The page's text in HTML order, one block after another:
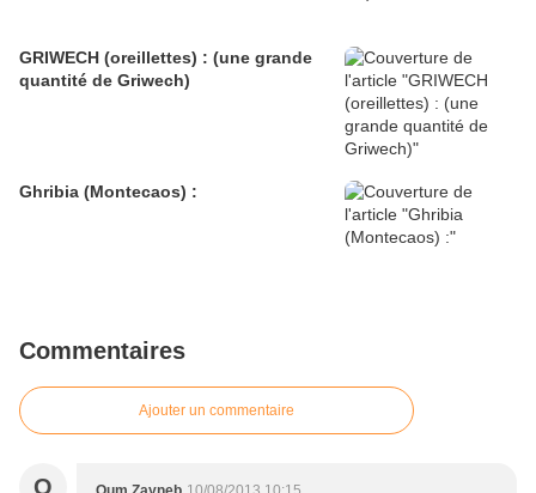
GRIWECH (oreillettes) : (une grande
quantité de Griwech)
Ghribia (Montecaos) :
Commentaires
Ajouter un commentaire
O